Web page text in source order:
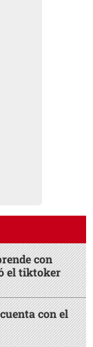
con
el tiktoker
con el